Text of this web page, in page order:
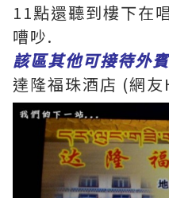
11點還聽到樓下在
嘈吵.
該區其他可接待外
達隆福珠酒店 (網